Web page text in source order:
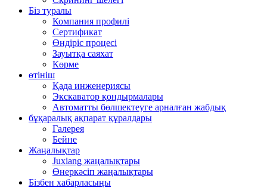
Біз туралы
Компания профилі
Сертификат
Өндіріс процесі
Зауытқа саяхат
Көрме
өтініш
Қада инженериясы
Экскаватор қондырмалары
Автоматты бөлшектеуге арналған жабдық
бұқаралық ақпарат құралдары
Галерея
Бейне
Жаңалықтар
Juxiang жаңалықтары
Өнеркәсіп жаңалықтары
Бізбен хабарласыңы